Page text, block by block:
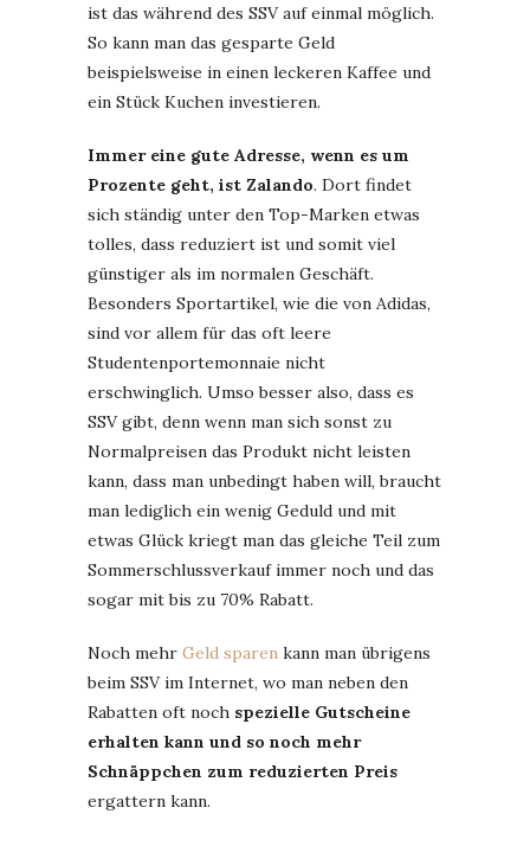
ist das während des SSV auf einmal möglich.
So kann man das gesparte Geld
beispielsweise in einen leckeren Kaffee und
ein Stück Kuchen investieren.
Immer eine gute Adresse, wenn es um
Prozente geht, ist Zalando. Dort findet
sich ständig unter den Top-Marken etwas
tolles, dass reduziert ist und somit viel
günstiger als im normalen Geschäft.
Besonders Sportartikel, wie die von Adidas,
sind vor allem für das oft leere
Studentenportemonnaie nicht
erschwinglich. Umso besser also, dass es
SSV gibt, denn wenn man sich sonst zu
Normalpreisen das Produkt nicht leisten
kann, dass man unbedingt haben will, braucht
man lediglich ein wenig Geduld und mit
etwas Glück kriegt man das gleiche Teil zum
Sommerschlussverkauf immer noch und das
sogar mit bis zu 70% Rabatt.
Noch mehr Geld sparen kann man übrigens
beim SSV im Internet, wo man neben den
Rabatten oft noch spezielle Gutscheine
erhalten kann und so noch mehr
Schnäppchen zum reduzierten Preis
ergattern kann.